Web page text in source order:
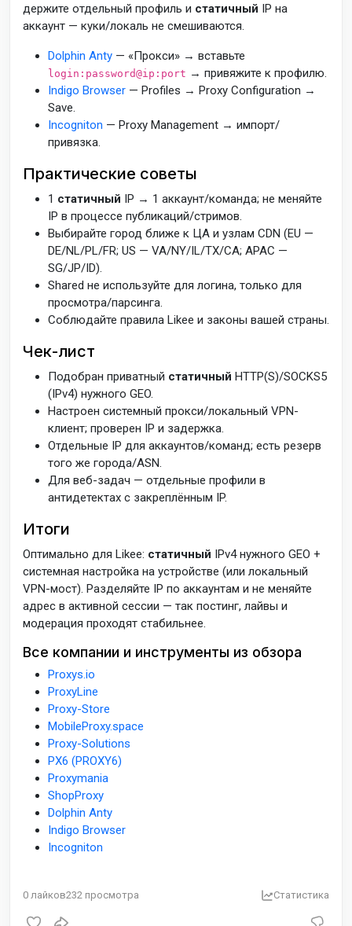
держите отдельный профиль и статичный IP на
аккаунт — куки/локаль не смешиваются.
Dolphin Anty — «Прокси» → вставьте
login:password@ip:port → привяжите к профилю.
Indigo Browser — Profiles → Proxy Configuration →
Save.
Incogniton — Proxy Management → импорт/
привязка.
Практические советы
1 статичный IP → 1 аккаунт/команда; не меняйте
IP в процессе публикаций/стримов.
Выбирайте город ближе к ЦА и узлам CDN (EU —
DE/NL/PL/FR; US — VA/NY/IL/TX/CA; APAC —
SG/JP/ID).
Shared не используйте для логина, только для
просмотра/парсинга.
Соблюдайте правила Likee и законы вашей страны.
Чек-лист
Подобран приватный статичный HTTP(S)/SOCKS5
(IPv4) нужного GEO.
Настроен системный прокси/локальный VPN-
клиент; проверен IP и задержка.
Отдельные IP для аккаунтов/команд; есть резерв
того же города/ASN.
Для веб-задач — отдельные профили в
антидетектах с закреплённым IP.
Итоги
Оптимально для Likee: статичный IPv4 нужного GEO +
системная настройка на устройстве (или локальный
VPN-мост). Разделяйте IP по аккаунтам и не меняйте
адрес в активной сессии — так постинг, лайвы и
модерация проходят стабильнее.
Все компании и инструменты из обзора
Proxys.io
ProxyLine
Proxy-Store
MobileProxy.space
Proxy-Solutions
PX6 (PROXY6)
Proxymania
ShopProxy
Dolphin Anty
Indigo Browser
Incogniton
0 лайков232 просмотра Статистика